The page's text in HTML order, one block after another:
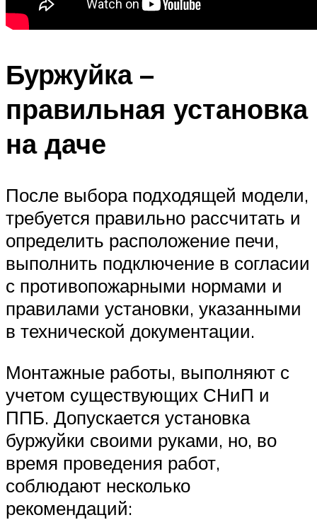
Буржуйка –
правильная установка
на даче
После выбора подходящей модели,
требуется правильно рассчитать и
определить расположение печи,
выполнить подключение в согласии
с противопожарными нормами и
правилами установки, указанными
в технической документации.
Монтажные работы, выполняют с
учетом существующих СНиП и
ППБ. Допускается установка
буржуйки своими руками, но, во
время проведения работ,
соблюдают несколько
рекомендаций: